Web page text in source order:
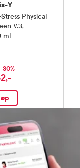
Y
Physical
V.3,
ml
30%